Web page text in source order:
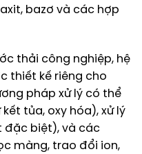
bazơ và các hợp
thải công nghiệp, hệ
thiết kế riêng cho
pháp xử lý có thể
tủa, oxy hóa), xử lý
đặc biệt), và các
màng, trao đổi ion,